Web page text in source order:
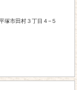
塚市田村３丁目４−５